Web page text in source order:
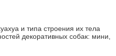
и типа строения их тела
декоративных собак: мини,